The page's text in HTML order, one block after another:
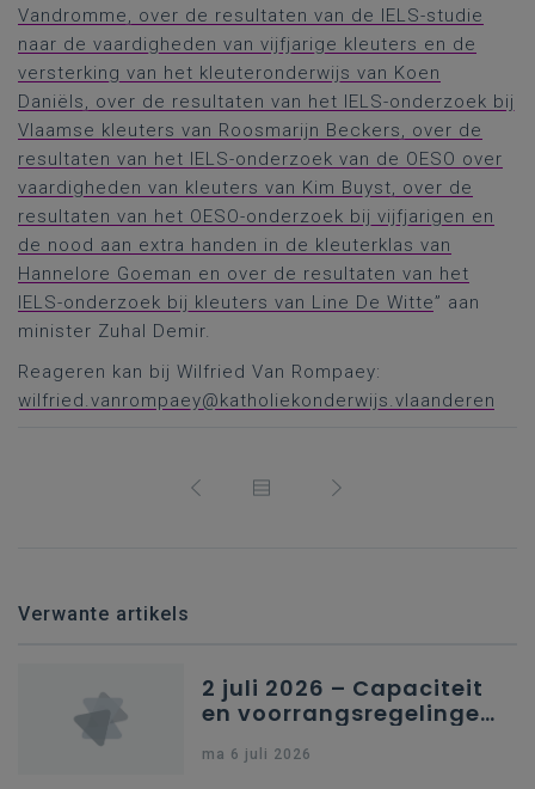
Vandromme, over de resultaten van de IELS-studie
naar de vaardigheden van vijfjarige kleuters en de
versterking van het kleuteronderwijs van Koen
Daniëls, over de resultaten van het IELS-onderzoek bij
Vlaamse kleuters van Roosmarijn Beckers, over de
resultaten van het IELS-onderzoek van de OESO over
vaardigheden van kleuters van Kim Buyst, over de
resultaten van het OESO-onderzoek bij vijfjarigen en
de nood aan extra handen in de kleuterklas van
Hannelore Goeman en over de resultaten van het
IELS-onderzoek bij kleuters van Line De Witte” aan
minister Zuhal Demir.
Reageren kan bij Wilfried Van Rompaey:
wilfried.vanrompaey@katholiekonderwijs.vlaanderen
Verwante artikels
2 juli 2026 – Capaciteit
en voorrangsregelingen
secundair onderwijs in
ma 6 juli 2026